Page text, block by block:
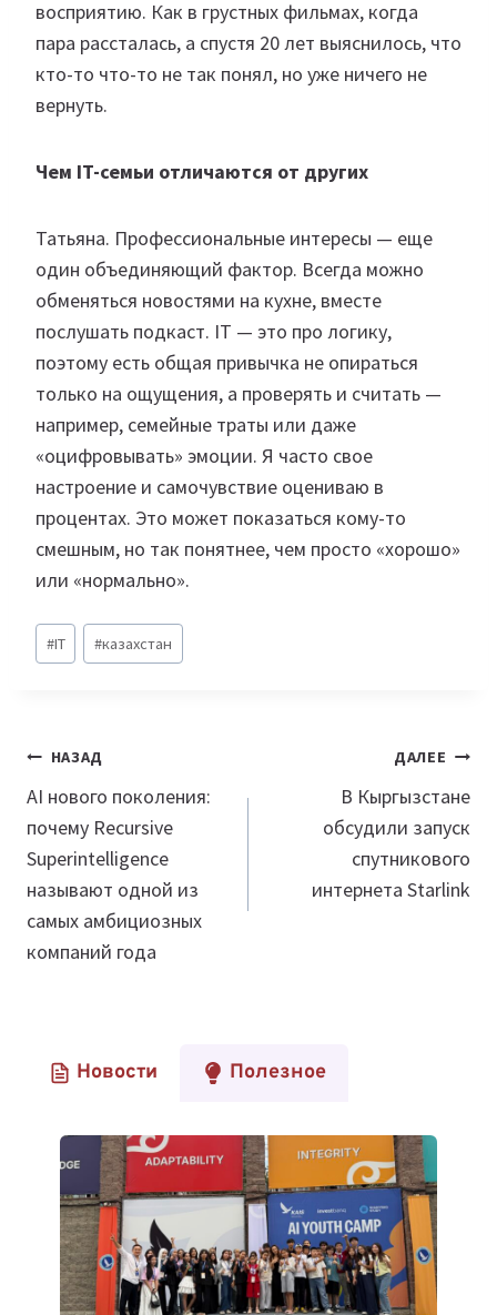
восприятию. Как в грустных фильмах, когда
пара рассталась, а спустя 20 лет выяснилось, что
кто-то что-то не так понял, но уже ничего не
вернуть.
Чем IT-семьи отличаются от других
Татьяна. Профессиональные интересы — еще
один объединяющий фактор. Всегда можно
обменяться новостями на кухне, вместе
послушать подкаст. IT — это про логику,
поэтому есть общая привычка не опираться
только на ощущения, а проверять и считать —
например, семейные траты или даже
«оцифровывать» эмоции. Я часто свое
настроение и самочувствие оцениваю в
процентах. Это может показаться кому-то
смешным, но так понятнее, чем просто «хорошо»
или «нормально».
Метки
записи:
#IT #казахстан
Навигация
по
записям
НАЗАД
AI нового поколения:
почему Recursive
Superintelligence
называют одной из
самых амбициозных
компаний года
ДАЛЕЕ
В Кыргызстане
обсудили запуск
спутникового
интернета Starlink
Новости Полезное